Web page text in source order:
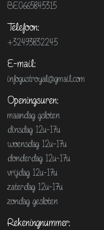
BE0665845315
Telefoon:
+32493832245
E-mail:
infogustroyal@gmail.com
Openingsuren:
maandag gsloten
dinsdag 12u-17u
woensdag 12u-17u
donderdag 12u-17u
vrijdag 12u-17u
zaterdag 12u-17u
zondag gesloten
Rekeningnummer: